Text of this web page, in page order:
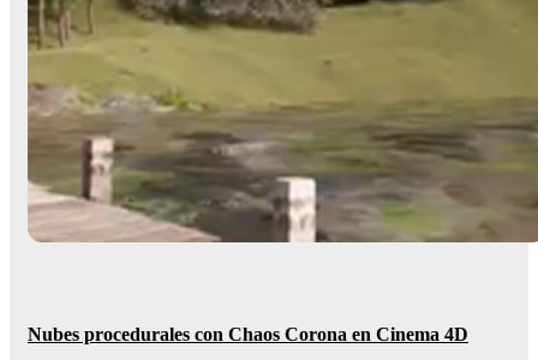
Nubes procedurales con Chaos Corona en Cinema 4D